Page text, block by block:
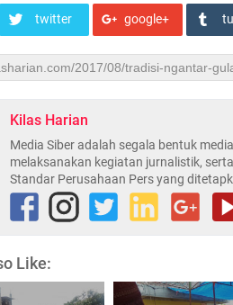
twitter google+
Kilas Harian
Media Siber adalah segala bentuk
melaksanakan kegiatan jurnalistik,
Standar Perusahaan Pers yang
Like: